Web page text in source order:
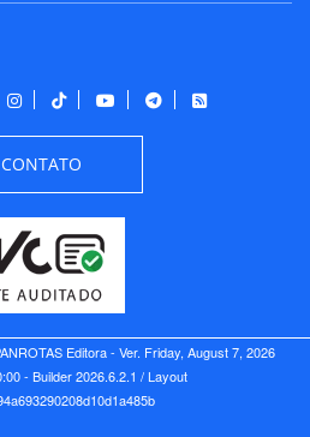
CONTATO
Editora - Ver. Friday, August 7, 2026
- Builder 2026.6.2.1 / Layout